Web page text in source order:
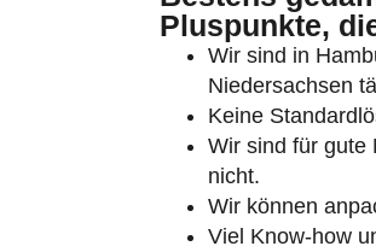
Pluspunkte,
Wir sind in
Niedersachsen
Keine
Wir sind für gute
nicht.
Wir können
Viel Know-how